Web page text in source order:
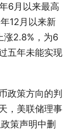
6月以来最高
12月以来新
涨2.8%，为6
五年未能实现
政策方向的判
，美联储理事
策声明中删